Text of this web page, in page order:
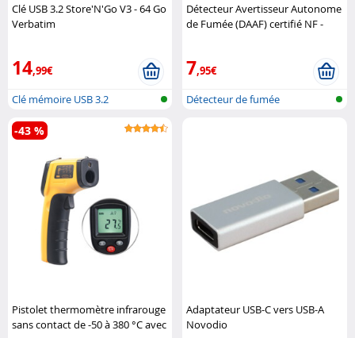
Clé USB 3.2 Store'N'Go V3 - 64 Go
Verbatim
14,99€
Clé mémoire USB 3.2
Détecteur Avertisseur Autonome
de Fumée (DAAF) certifié NF -
7,95€
Détecteur de fumée
Pistolet thermomètre infrarouge
sans contact de -50 à 380 °C avec
-43 %
Adaptateur USB-C vers USB-A
Novodio